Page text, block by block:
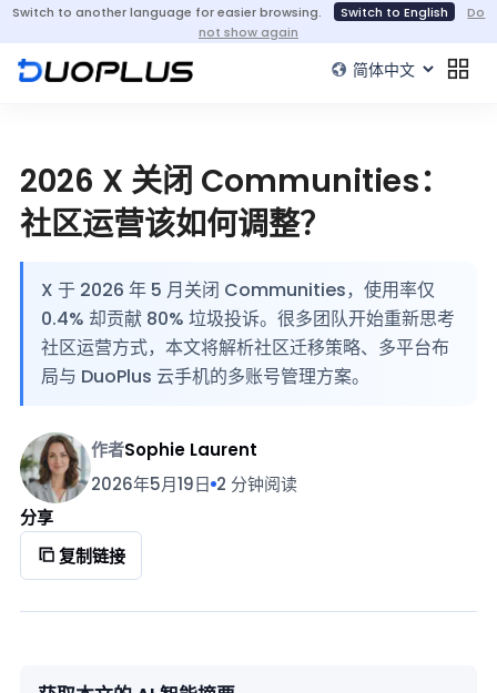
Switch to another language for easier browsing. Switch to English
Do
not show again
2026 X 关闭 Communities：
社区运营该如何调整？
X 于 2026 年 5 月关闭 Communities，使用率仅
0.4% 却贡献 80% 垃圾投诉。很多团队开始重新思考
社区运营方式，本文将解析社区迁移策略、多平台布
局与 DuoPlus 云手机的多账号管理方案。
作者Sophie Laurent
2026年5月19日 2 分钟阅读
分享
复制链接